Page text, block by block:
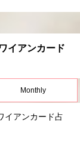
イアンカード
Monthly
イアンカード占